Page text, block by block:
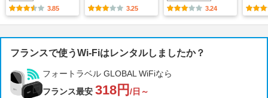
3.85
3.25
3.24
フランスで使うWi-Fiはレンタルしましたか？
フォートラベル GLOBAL WiFiなら
フランス最安 318円 /日～